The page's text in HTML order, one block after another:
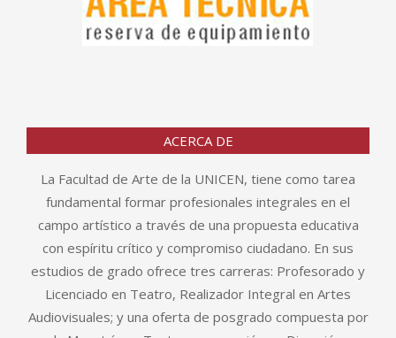
ACERCA DE
La Facultad de Arte de la UNICEN, tiene como tarea
fundamental formar profesionales integrales en el
campo artístico a través de una propuesta educativa
con espíritu crítico y compromiso ciudadano. En sus
estudios de grado ofrece tres carreras: Profesorado y
Licenciado en Teatro, Realizador Integral en Artes
Audiovisuales; y una oferta de posgrado compuesta por